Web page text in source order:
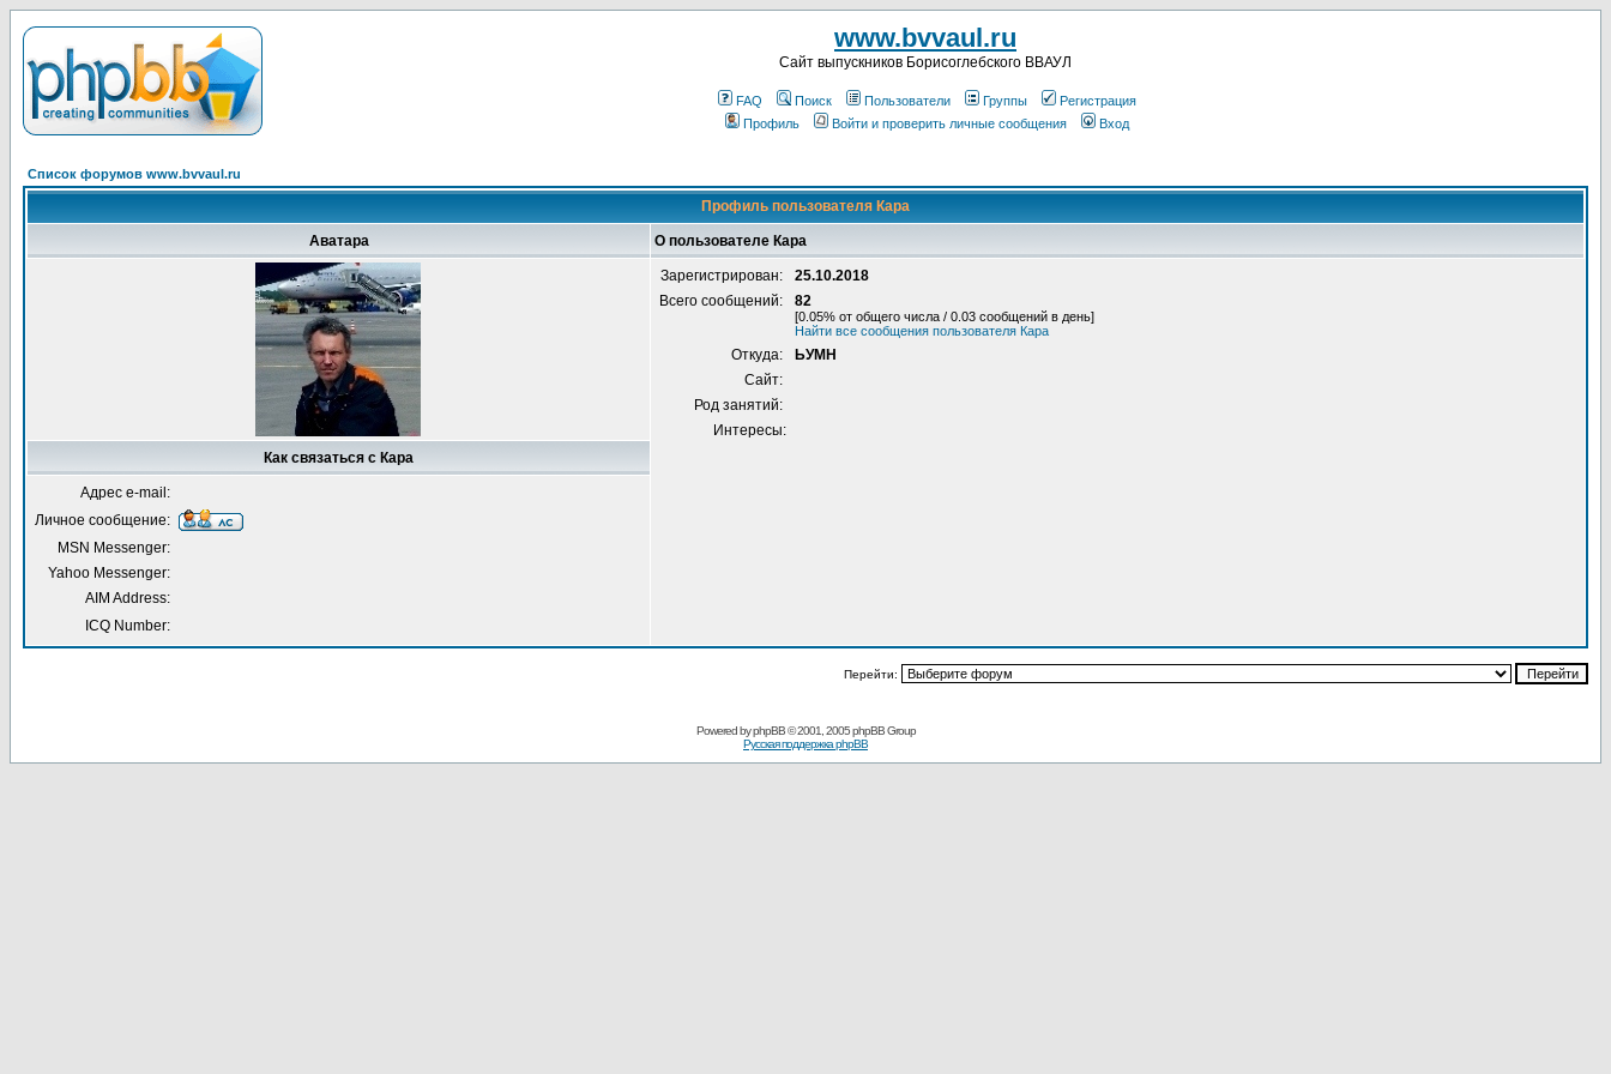
www.bvvaul.ru
Cайт выпускников Борисоглебского ВВАУЛ
FAQ Поиск Пользователи Группы
Регистрация
Профиль
Войти и проверить личные сообщения Вход
Список форумов www.bvvaul.ru
Профиль пользователя Кара
Аватара О пользователе Кара
Зарегистрирован:
25.10.2018
Всего сообщений:
82
[0.05% от общего числа / 0.03 сообщений в день]
Найти все сообщения пользователя Кара
Откуда:
ЬУМН
Сайт:
Род занятий:
Интересы:
Как связаться с Кара
Адрес e-mail:
Личное сообщение:
MSN Messenger:
Yahoo Messenger:
AIM Address:
ICQ Number:
Перейти:
Powered byphpBB© 2001, 2005 phpBB Group
Русская поддержка phpBB